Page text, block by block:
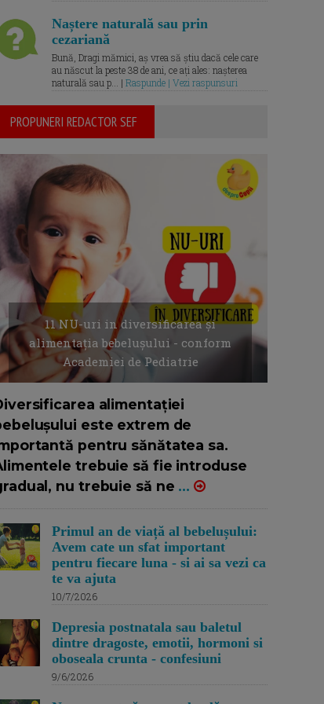
Naștere naturală sau prin
cezariană
Bună, Dragi mămici, aș vrea să știu dacă cele care
au născut la peste 38 de ani, ce ați ales: nașterea
naturală sau p... | Raspunde | Vezi raspunsuri
PROPUNERI REDACTOR SEF
11 NU-uri in diversificarea și
alimentația bebelușului - conform
Academiei de Pediatrie
alimentației
este extrem de
pentru sănătatea sa.
trebuie să fie introduse
nu trebuie să ne ...
Primul an de viață al bebelușului:
Avem cate un sfat important
pentru fiecare luna - si ai sa vezi ca
te va ajuta
10/7/2026
Depresia postnatala sau baletul
dintre dragoste, emotii, hormoni si
oboseala crunta - confesiuni
9/6/2026